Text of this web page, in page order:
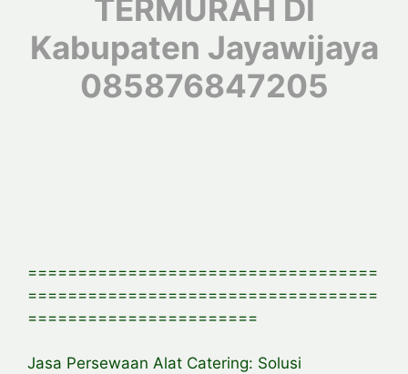
TERMURAH DI
Kabupaten Jayawijaya
085876847205
===================================
===================================
=======================
Jasa Persewaan Alat Catering: Solusi